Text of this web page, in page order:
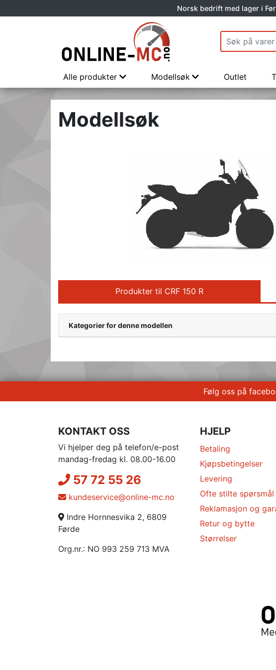
Norsk bedrift med lager i
Alle produkter Modellsøk Outlet
Modellsøk
Produkter til CRF 150 R
Kategorier for denne modellen
Følg oss på
KONTAKT OSS
Vi hjelper deg på telefon/e-post
mandag-fredag kl. 08.00-16.00
57 72 55 26
kundeservice@online-mc.no
Indre Hornnesvika 2, 6809
Førde
Org.nr.: NO 993 259 713 MVA
HJELP
Betaling
Kjøpsbetingelser
Levering
Ofte stilte spørsmål
Reklamasjon og
Retur og bytte
Størrelser